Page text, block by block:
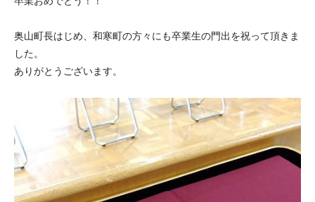
奥山町長はじめ、和寒町の方々にも卒業生の門出を祝って頂きま
した。
ありがとうございます。